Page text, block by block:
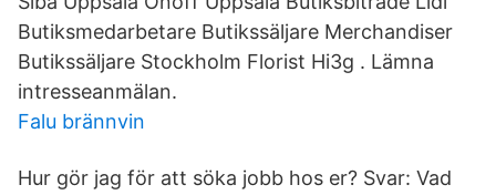
Butiksmedarbetare Butikssäljare Merchandiser
Butikssäljare Stockholm Florist Hi3g . Lämna
intresseanmälan.
Falu brännvin
Hur gör jag för att söka jobb hos er? Svar: Vad